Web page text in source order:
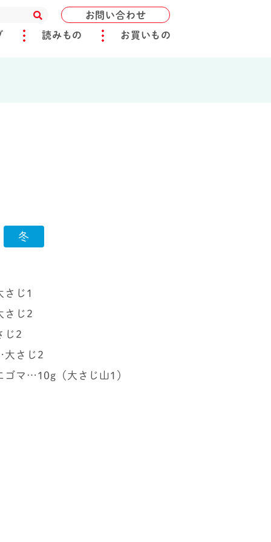
お問い合わせ
読みもの お買いもの
冬
さじ1
さじ2
じ2
大さじ2
ゴマ…10g（大さじ山1）